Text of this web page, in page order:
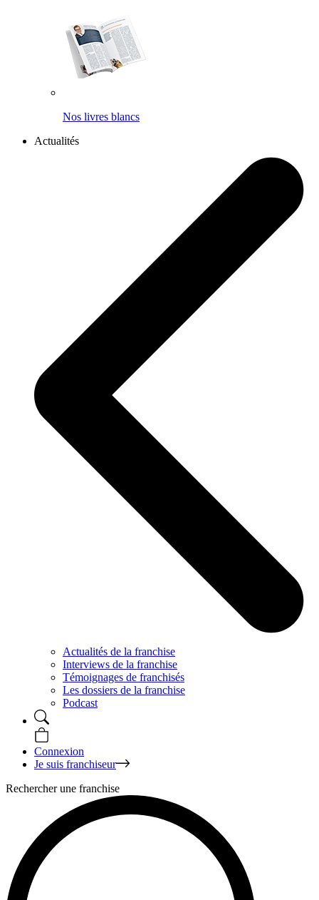
Nos livres blancs
Actualités
Actualités de la franchise
Interviews de la franchise
Témoignages de franchisés
Les dossiers de la franchise
Podcast
Connexion
Je suis franchiseur
Rechercher une franchise